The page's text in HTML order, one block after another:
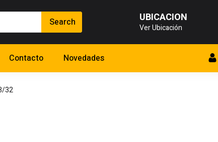
UBICACIÓN
Ver Ubicación
Contacto Novedades
32